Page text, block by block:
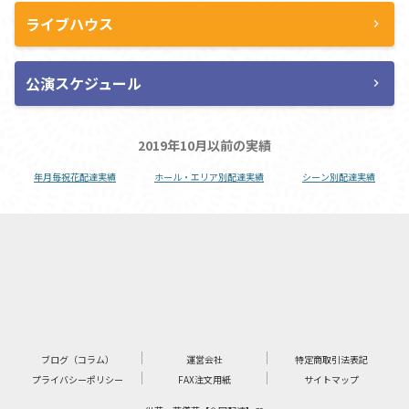
ライブハウス chevron_right
公演スケジュール chevron_right
2019年10月以前の実績
年月毎祝花配達実績 ホール・エリア別配達実績 シーン別配達実績
ブログ（コラム） 運営会社
特定商取引法表記
プライバシーポリシー
FAX注文用紙 サイトマップ